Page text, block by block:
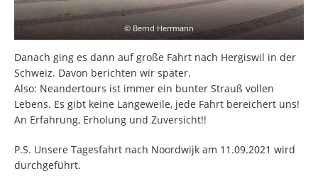
© Bernd Herrmann
Danach ging es dann auf große Fahrt nach Hergiswil in der
Schweiz. Davon berichten wir später.
Also: Neandertours ist immer ein bunter Strauß vollen
Lebens. Es gibt keine Langeweile, jede Fahrt bereichert uns!
An Erfahrung, Erholung und Zuversicht!!
P.S. Unsere Tagesfahrt nach Noordwijk am 11.09.2021 wird
durchgeführt.